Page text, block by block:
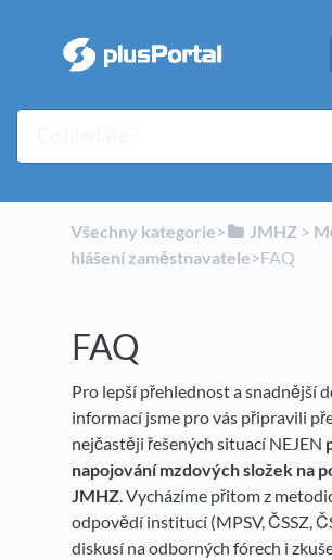
Všechny kategorie​>​ ​JMHZ ​ > ​
hlášení zaměstnavatele​>​ FAQ
FAQ
Pro lepší přehlednost a snadnější
informací jsme pro vás připravili
nejčastěji řešených situací NEJEN
napojování mzdových složek na
JMHZ. Vycházíme přitom z
odpovědí institucí (MPSV, ČSSZ,
diskusí na odborných fórech i